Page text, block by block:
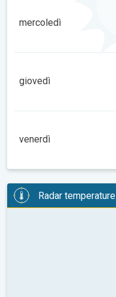
1
13 h
mercoledì
08:00
1
13 h
giovedì
1
14 h
venerdì
1
08:00
3
Radar temperature